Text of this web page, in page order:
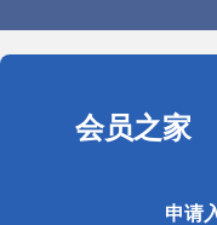
会员之家
申请